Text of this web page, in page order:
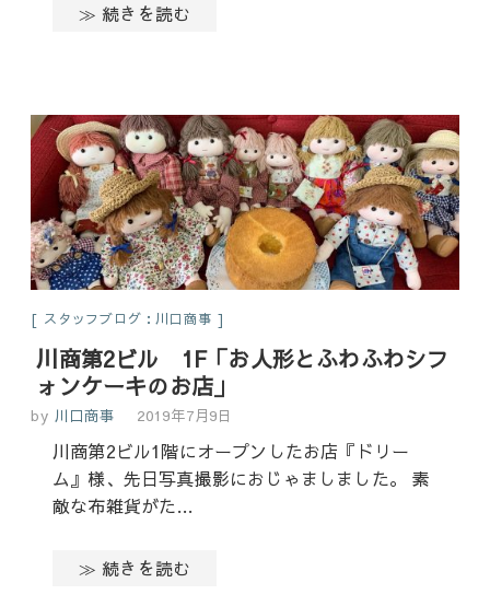
≫ 続きを読む
スタッフブログ：川口商事
川商第2ビル 1F「お人形とふわふわシフ
ォンケーキのお店」
by 川口商事 2019年7月9日
川商第2ビル1階にオープンしたお店『ドリー
ム』様、先日写真撮影におじゃましました。 素
敵な布雑貨がた…
≫ 続きを読む